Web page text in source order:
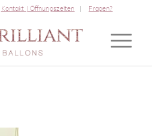
Kontakt | Öffnungszeiten Fragen?